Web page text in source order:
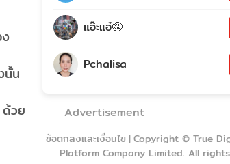
นั้น
ด้วย
แอ๊ะแอ๋🤪
Pchalisa
Advertisement
ข้อตกลงและเงื่อนไข | Copyright © True
Platform Company Limited. All